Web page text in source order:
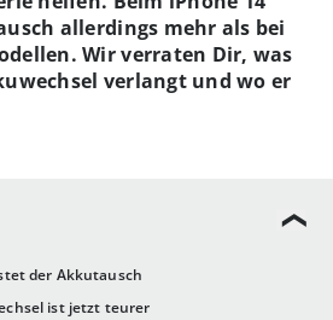
der Akkutausch
ist jetzt teurer
allerdings mehr als bei
Wir verraten Dir, was
verlangt und wo er